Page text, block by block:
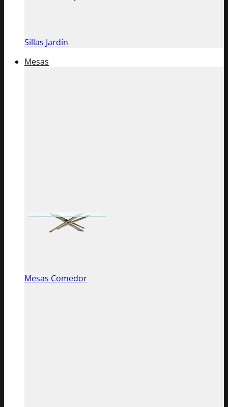
Sillas Jardín
Mesas
Mesas Comedor